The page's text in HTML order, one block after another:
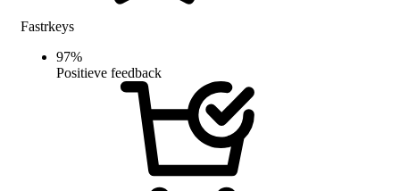
Fastrkeys
97%
Positieve feedback